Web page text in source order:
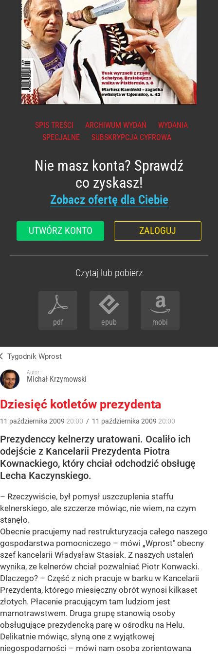
SPIS TREŚCI ARCHIWUM WYDAŃ
WYDANIA
SPECJALNE
SUBSKRYPCJA CYFROWA
Nie masz konta? Sprawdź
co zyskasz!
Zobacz ofertę dla Ciebie
UTWÓRZ KONTO ZALOGUJ
Czytaj lub pobierz
pdf epub mobi
Tygodnik Wprost
Autor:
Michał Krzymowski
Dziesięć kotletów prezydenta
11 października 2009 20:00 / 11 października 2009 20:00
Prezydenccy kelnerzy uratowani. Ocaliło ich
odejście z Kancelarii Prezydenta Piotra
Kownackiego, który chciał odchodzić obsługę
Lecha Kaczynskiego.
– Rzeczywiście, był pomysł uszczuplenia staffu
kelnerskiego, ale szczerze mówiąc, nie wiem, na czym
stanęło.
Obecnie pracujemy nad restrukturyzacja całego naszego
gospodarstwa pomocniczego – mówi „Wprost" obecny
szef kancelarii Władysław Stasiak. Z naszych ustaleń
wynika, ze kelnerów chciał pozwalniać Piotr Konwacki.
Dlaczego? – Część z nich pracuje w barku w Kancelarii
Prezydenta, którego miesięczny obrót wynosi kilkaset
złotych. Płacenie pracującym tam ludziom jest
marnotrawstwem. Druga grupę stanowią osoby
obsługujące prezydencką parę w ośrodku na Helu.
Delikatnie mówiąc, słyną one z wyjątkowej
niegospodarności – mówi nam osoba zorientowana